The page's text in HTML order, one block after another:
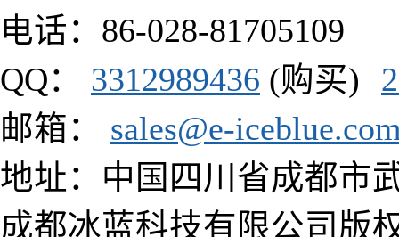
电话：86-028-81705109
QQ： 3312989436 (购买)
邮箱： sales@e-
地址：中国四川省成都市
成都冰蓝科技有限公司版